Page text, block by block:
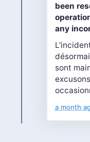
been
any
sont
a month